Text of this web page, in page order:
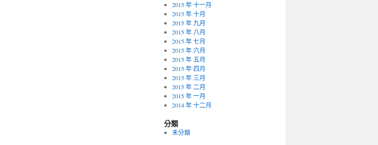
2015 年 十一月
2015 年 十月
2015 年 九月
2015 年 八月
2015 年 七月
2015 年 六月
2015 年 五月
2015 年 四月
2015 年 三月
2015 年 二月
2015 年 一月
2014 年 十二月
分類
未分類